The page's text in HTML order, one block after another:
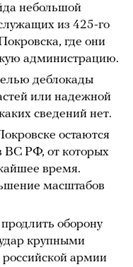
небольшой
из 425-го
где они
администрацию.
деблокады
или надежной
сведений нет.
остаются
ВС РФ, от которых
время.
масштабов
оборону
крупными
армии